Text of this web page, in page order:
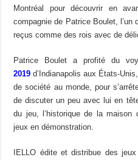
Montréal pour découvrir en
compagnie de Patrice Boulet,
reçus comme des rois avec de
Patrice Boulet a profité du
2019 d’Indianapolis aux États-
de société au monde, pour
de discuter un peu avec lui en
du jeu, l’historique de la maison
jeux en démonstration.
IELLO édite et distribue des